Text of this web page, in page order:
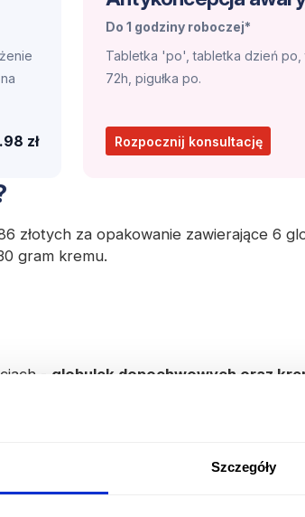
Szczegóły
zł
Do 1 godziny roboczej*
Tabletka 'po', tabletka dzień po,
72h, pigułka po.
Rozpocznij konsultację
złotych za opakowanie zawierające 6
gram kremu.
- globulek dopochwowych oraz
czynną -
są dostępne
Globulki zwykle są przepisywane po